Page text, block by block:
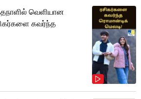
வெளியான
கவர்ந்த